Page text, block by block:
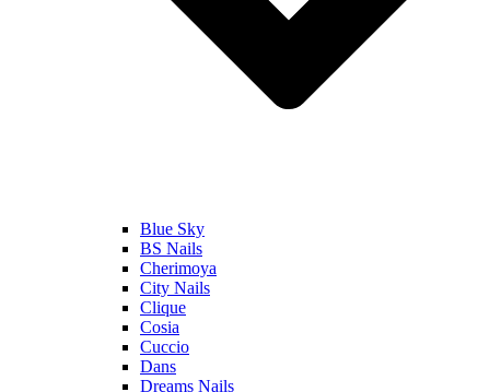
Blue Sky
BS Nails
Cherimoya
City Nails
Clique
Cosia
Cuccio
Dans
Dreams Nails